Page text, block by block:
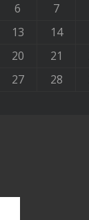
6 7
13 14
20 21
27 28